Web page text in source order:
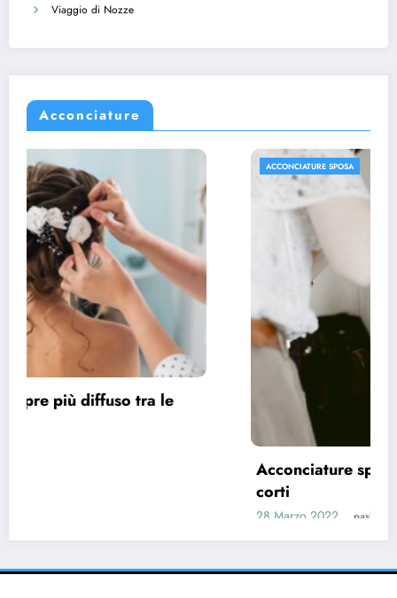
Viaggio di Nozze
Acconciature
ACCONCIATURE SPOSA
Acconciature sposa 2022, spazio ai capelli